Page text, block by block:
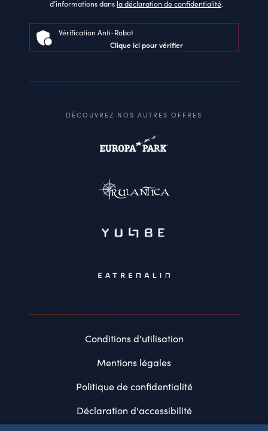
d’informations dans la déclaration de confidentialité.
Vérification Anti-Robot
Clique ici pour vérifier
DÉCOUVREZ NOS AUTRES OFFRES
Conditions d'utilisation
Mentions légales
Politique de confidentialité
Déclaration d'accessibilité